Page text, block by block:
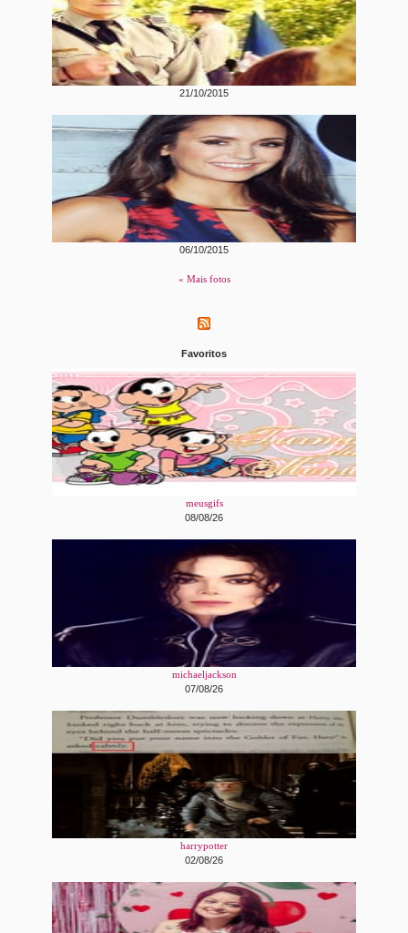
21/10/2015
06/10/2015
« Mais fotos
Favoritos
meusgifs
08/08/26
michaeljackson
07/08/26
harrypotter
02/08/26